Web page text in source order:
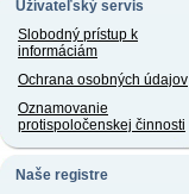
Užívateľský servis
Slobodný prístup k
informáciám
Ochrana osobných údajov
Oznamovanie
protispoločenskej činnosti
Naše registre